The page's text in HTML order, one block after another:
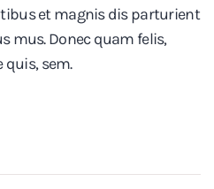
et magnis dis parturient
mus. Donec quam felis,
quis, sem.